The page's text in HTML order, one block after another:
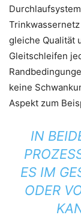
gleiche Qualität
Gleitschleifen
keine
Aspekt zum
IN
ES IM
ODER